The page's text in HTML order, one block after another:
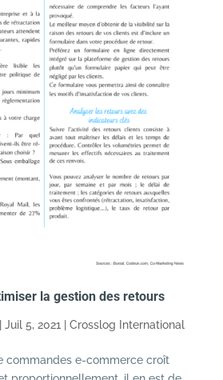
la gestion des retours
Juil 5, 2021| Crosslog International
commandes e-commerce croît